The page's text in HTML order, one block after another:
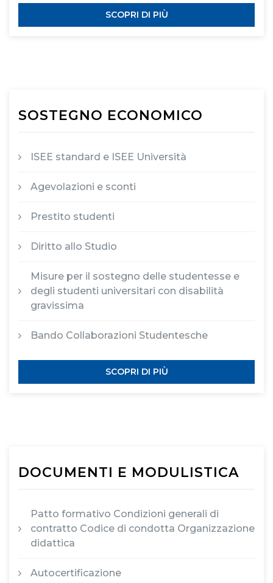
SCOPRI DI PIÙ
SOSTEGNO ECONOMICO
ISEE standard e ISEE Università
Agevolazioni e sconti
Prestito studenti
Diritto allo Studio
Misure per il sostegno delle studentesse e
degli studenti universitari con disabilità
gravissima
Bando Collaborazioni Studentesche
SCOPRI DI PIÙ
DOCUMENTI E MODULISTICA
Patto formativo Condizioni generali di
contratto Codice di condotta Organizzazione
didattica
Autocertificazione